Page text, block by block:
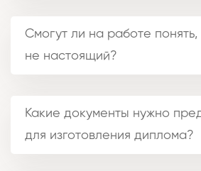
Смогут ли на работе
не настоящий?
Какие документы нужно
для изготовления диплома?